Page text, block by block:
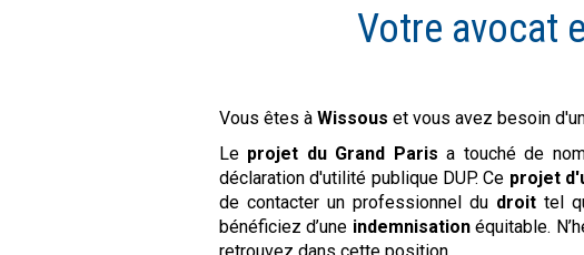
Votre avocat
Vous êtes àWissous et vous avez besoin
Le projet du Grand Paris a touché de
déclaration d'utilité publique DUP. Ce projet
de contacter un professionnel du droit tel
bénéficiez d’une indemnisationéquitable.